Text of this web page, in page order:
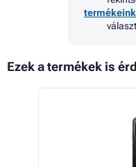
Ezek a termékek is